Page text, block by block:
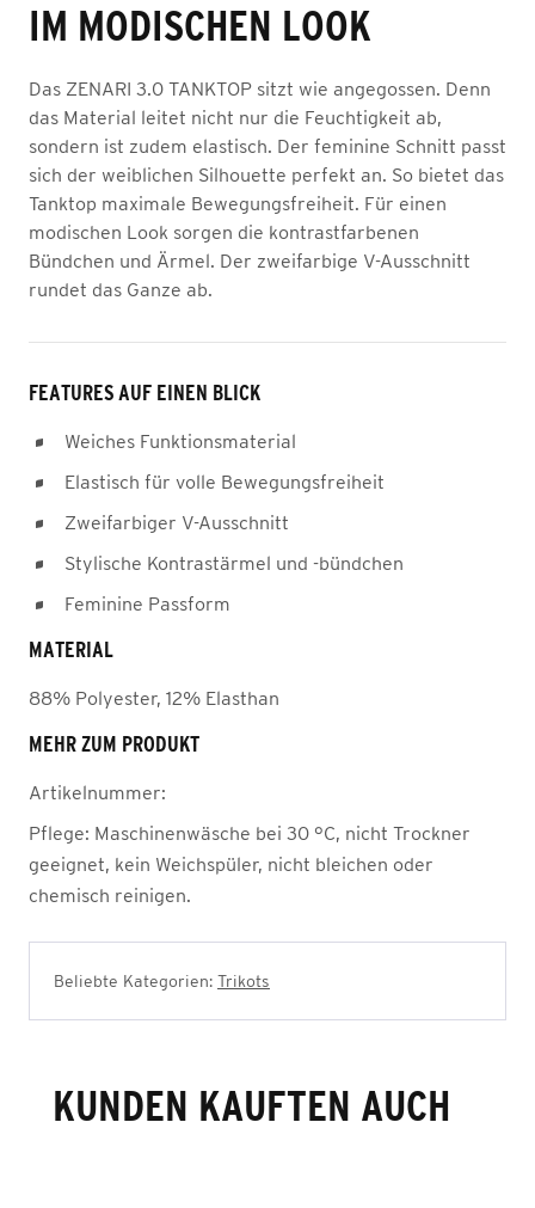
IM MODISCHEN LOOK
Das ZENARI 3.0 TANKTOP sitzt wie angegossen. Denn
das Material leitet nicht nur die Feuchtigkeit ab,
sondern ist zudem elastisch. Der feminine Schnitt passt
sich der weiblichen Silhouette perfekt an. So bietet das
Tanktop maximale Bewegungsfreiheit. Für einen
modischen Look sorgen die kontrastfarbenen
Bündchen und Ärmel. Der zweifarbige V-Ausschnitt
rundet das Ganze ab.
FEATURES AUF EINEN BLICK
Weiches Funktionsmaterial
Elastisch für volle Bewegungsfreiheit
Zweifarbiger V-Ausschnitt
Stylische Kontrastärmel und -bündchen
Feminine Passform
MATERIAL
88% Polyester, 12% Elasthan
MEHR ZUM PRODUKT
Artikelnummer:
Pflege: Maschinenwäsche bei 30 °C, nicht Trockner
geeignet, kein Weichspüler, nicht bleichen oder
chemisch reinigen.
Beliebte Kategorien: Trikots
KUNDEN KAUFTEN AUCH